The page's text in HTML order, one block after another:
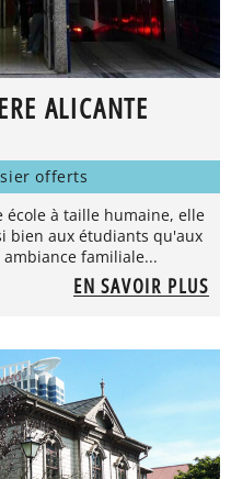
ALICANTE
offerts
école à taille humaine, elle
bien aux étudiants qu'aux
familiale...
EN SAVOIR PLUS